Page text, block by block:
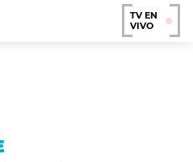
TV EN
VIVO